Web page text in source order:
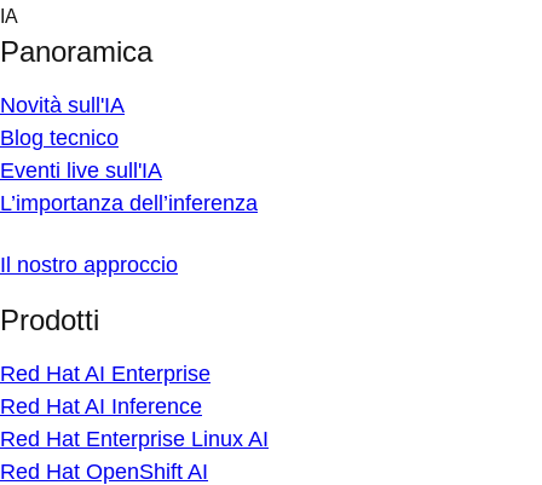
Skip
content
IA
Panoramica
Novità sull'IA
Blog tecnico
Eventi live sull'IA
L’importanza dell’inferenza
Il nostro approccio
Prodotti
Red Hat AI Enterprise
Red Hat AI Inference
Red Hat Enterprise Linux AI
Red Hat OpenShift AI